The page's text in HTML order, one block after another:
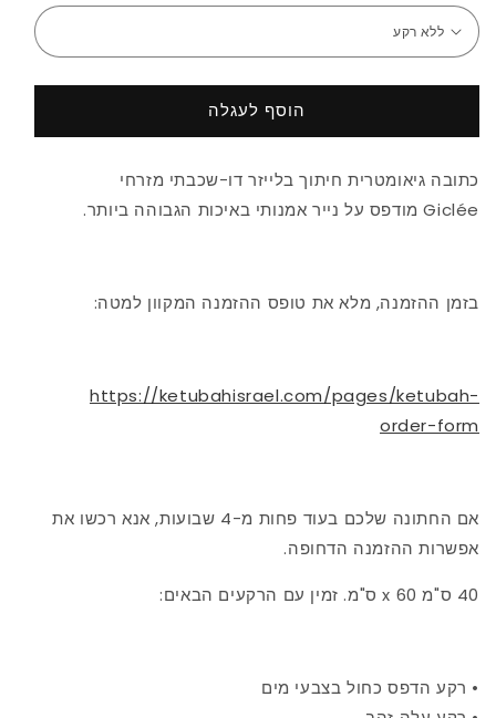
הוסף לעגלה
כתובה גיאומטרית חיתוך בלייזר דו-שכבתי מזרחי
Giclée מודפס על נייר אמנותי באיכות הגבוהה ביותר.
בזמן ההזמנה, מלא את טופס ההזמנה המקוון למטה:
https://ketubahisrael.com/pages/ketubah-
order-form
אם החתונה שלכם בעוד פחות מ-4 שבועות, אנא רכשו את
אפשרות ההזמנה הדחופה.
40 ס"מ x 60 ס"מ. זמין עם הרקעים הבאים:
• רקע הדפס כחול בצבעי מים